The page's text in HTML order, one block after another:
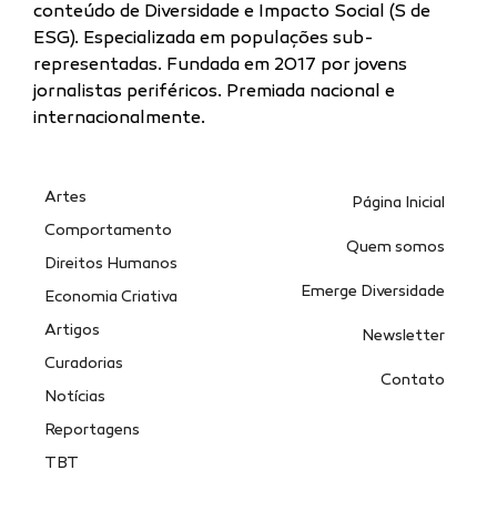
conteúdo de Diversidade e Impacto Social (S de
ESG). Especializada em populações sub-
representadas. Fundada em 2017 por jovens
jornalistas periféricos. Premiada nacional e
internacionalmente.
Artes
Comportamento
Direitos Humanos
Economia Criativa
Artigos
Curadorias
Notícias
Reportagens
TBT
Página Inicial
Quem somos
Emerge Diversidade
Newsletter
Contato